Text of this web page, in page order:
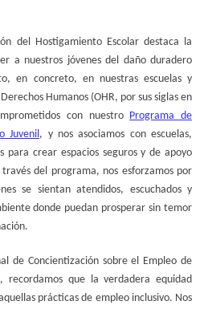
del Hostigamiento Escolar destaca la
a nuestros jóvenes del daño duradero
en concreto, en nuestras escuelas y
Humanos (OHR, por sus siglas en
con nuestro Programa de
Juvenil , y nos asociamos con escuelas,
para crear espacios seguros y de apoyo
del programa, nos esforzamos por
se sientan atendidos, escuchados y
donde puedan prosperar sin temor
de Concientización sobre el Empleo de
recordamos que la verdadera equidad
prácticas de empleo inclusivo. Nos